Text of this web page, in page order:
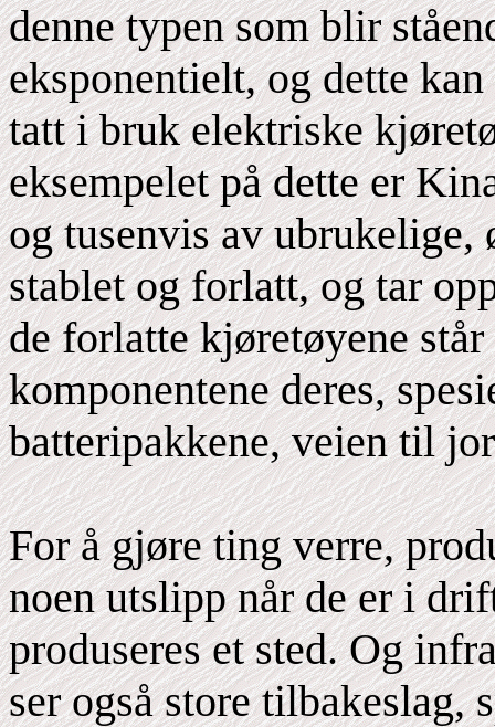
denne typen som blir
eksponentielt, og dette
tatt i bruk elektriske
eksempelet på dette er
og tusenvis av ubrukelige,
stablet og forlatt, og tar
de forlatte kjøretøyene
komponentene deres,
batteripakkene, veien til
For å gjøre ting verre,
noen utslipp når de er i
produseres et sted. Og
ser også store tilbakeslag,